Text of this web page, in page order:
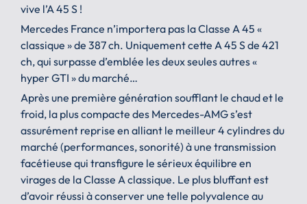
vive l’A 45 S !
Mercedes France n’importera pas la Classe A 45 «
classique » de 387 ch. Uniquement cette A 45 S de 421
ch, qui surpasse d’emblée les deux seules autres «
hyper GTI » du marché…
Après une première génération soufflant le chaud et le
froid, la plus compacte des Mercedes-AMG s’est
assurément reprise en alliant le meilleur 4 cylindres du
marché (performances, sonorité) à une transmission
facétieuse qui transfigure le sérieux équilibre en
virages de la Classe A classique. Le plus bluffant est
d’avoir réussi à conserver une telle polyvalence au